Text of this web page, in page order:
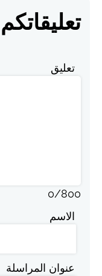
تعليقاتكم
تعليق
0/800
الاسم
عنوان المراسلة